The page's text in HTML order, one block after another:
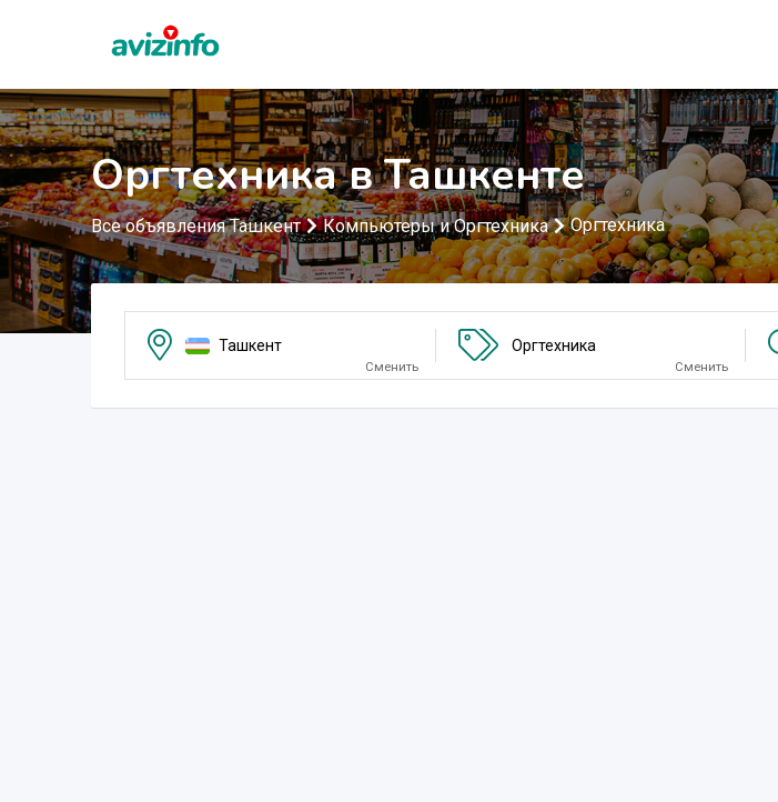
Оргтехника в Ташкенте
Все объявления Ташкент Компьютеры и Оргтехника Оргтехника
Ташкент
Сменить
Оргтехника
Сменить